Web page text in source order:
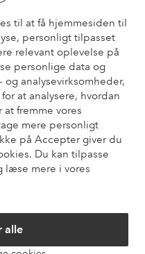
til at få hjemmesiden til
personligt tilpasset
relevant oplevelse på
personlige data og
analysevirksomheder,
at analysere, hvordan
fremme vores
mere personligt
på Accepter giver du
Du kan tilpasse
læse mere i vores
alle
spørgsmål i vores FAQ.
du kontakter os.
Betalingsmåde